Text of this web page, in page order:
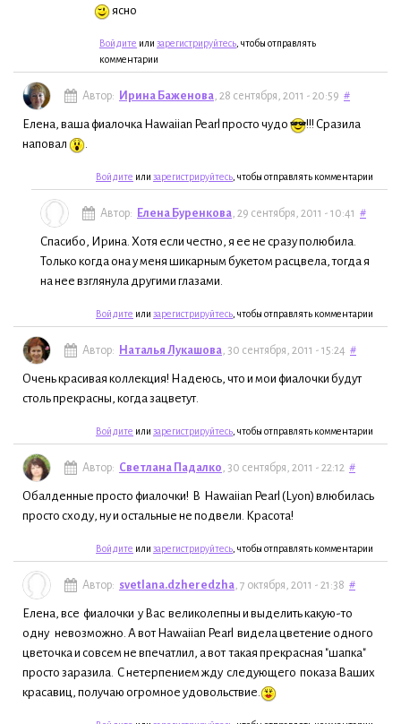
ясно
Войдите или зарегистрируйтесь, чтобы отправлять
комментарии
Автор: Ирина Баженова, 28 сентября, 2011 - 20:59 #
Елена, ваша фиалочка Hawaiian Pearl просто чудо
!!! Сразила
наповал
.
Войдите или зарегистрируйтесь, чтобы отправлять комментарии
Автор: Елена Буренкова, 29 сентября, 2011 - 10:41 #
Спасибо, Ирина. Хотя если честно, я ее не сразу полюбила.
Только когда она у меня шикарным букетом расцвела, тогда я
на нее взглянула другими глазами.
Войдите или зарегистрируйтесь, чтобы отправлять комментарии
Автор: Наталья Лукашова, 30 сентября, 2011 - 15:24 #
Очень красивая коллекция! Надеюсь, что и мои фиалочки будут
столь прекрасны, когда зацветут.
Войдите или зарегистрируйтесь, чтобы отправлять комментарии
Автор: Светлана Падалко, 30 сентября, 2011 - 22:12 #
Обалденные просто фиалочки! В Hawaiian Pearl (Lyon) влюбилась
просто сходу, ну и остальные не подвели. Красота!
Войдите или зарегистрируйтесь, чтобы отправлять комментарии
Автор: svetlana.dzheredzha, 7 октября, 2011 - 21:38 #
Елена, все фиалочки у Вас великолепны и выделить какую-то
одну невозможно. А вот Hawaiian Pearl видела цветение одного
цветочка и совсем не впечатлил, а вот такая прекрасная "шапка"
просто заразила. С нетерпением жду следующего показа Ваших
красавиц, получаю огромное удовольствие.